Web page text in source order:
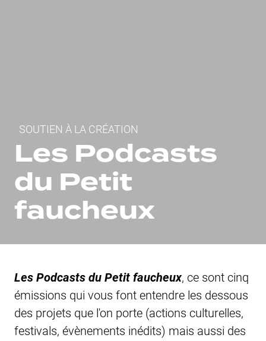
Fil d'Ariane
SOUTIEN À LA CRÉATION
Les Podcasts
du Petit
faucheux
Les Podcasts duPetit faucheux, ce sont cinq
émissions qui vous font entendre les dessous
des projets que l'on porte (actions culturelles,
festivals, évènements inédits) mais aussi des